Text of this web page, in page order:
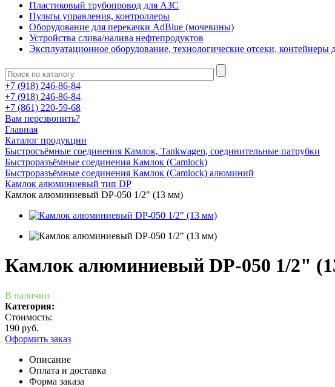
Пластиковый трубопровод для АЗС
Пульты управления, контроллеры
Оборудование для перекачки AdBlue (мочевины)
Устройства слива/налива нефтепродуктов
Эксплуатационное оборудование, технологические отсеки, контейнеры
+7 (918) 246-86-84
+7 (918) 246-86-84
+7 (861) 220-59-68
Вам перезвонить?
Главная
Каталог продукции
Быстросъёмные соединения Камлок, Tankwagen, соединительные патрубки
Быстроразъёмные соединения Камлок (Camlock)
Быстроразъёмные соединения Камлок (Camlock) алюминий
Камлок алюминиевый тип DP
Камлок алюминиевый DP-050 1/2" (13 мм)
Камлок алюминиевый DP-050 1/2"
В наличии
Категория:
Стоимость:
190 руб.
Оформить заказ
Описание
Оплата и доставка
Форма заказа